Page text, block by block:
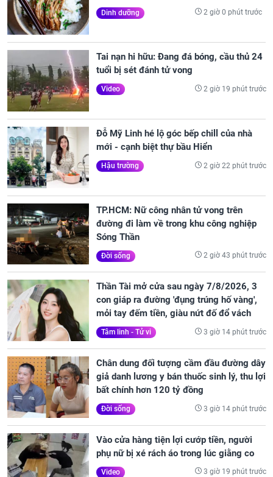
Dinh dưỡng 2 giờ 0 phút trước
Tai nạn hi hữu: Đang đá bóng, cầu thủ 24
tuổi bị sét đánh tử vong
Video 2 giờ 19 phút trước
Đỗ Mỹ Linh hé lộ góc bếp chill của nhà
mới - cạnh biệt thự bầu Hiển
Hậu trường 2 giờ 22 phút trước
TP.HCM: Nữ công nhân tử vong trên
đường đi làm về trong khu công nghiệp
Sóng Thần
Đời sống 2 giờ 43 phút trước
Thần Tài mở cửa sau ngày 7/8/2026, 3
con giáp ra đường 'đụng trúng hố vàng',
mỏi tay đếm tiền, giàu nứt đố đổ vách
Tâm linh - Tử vi 3 giờ 14 phút trước
Chân dung đối tượng cầm đầu đường dây
giả danh lương y bán thuốc sinh lý, thu lợi
bất chính hơn 120 tỷ đồng
Đời sống 3 giờ 14 phút trước
Vào cửa hàng tiện lợi cướp tiền, người
phụ nữ bị xé rách áo trong lúc giằng co
Video 3 giờ 19 phút trước